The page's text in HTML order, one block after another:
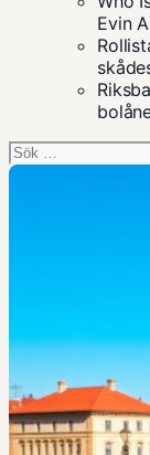
Evin
Sök
efter: